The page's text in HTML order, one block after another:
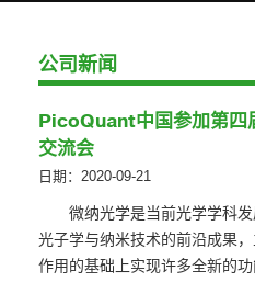
应用领域
会议活动
关于我们
公司新闻
PicoQuant中国参加第四
交流会
日期：2020-09-21
微纳光学是当前光学学科
光子学与纳米技术的前沿成果
作用的基础上实现许多全新的